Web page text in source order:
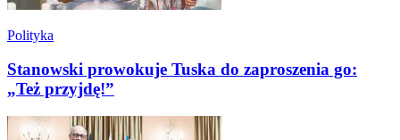
Polityka
Stanowski prowokuje Tuska do zaproszenia go:
„Też przyjdę!”